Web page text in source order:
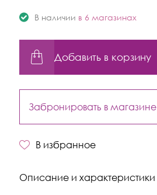
В наличии в 6 магазинах
Добавить в корзину
Забронировать в магазине
В избранное
Описание и характеристики